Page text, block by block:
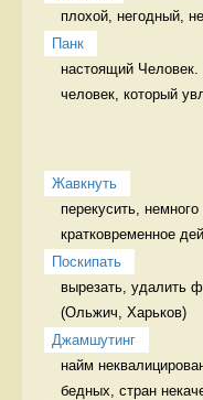
плохой, негодный,
Панк
настоящий Человек.
человек, который
Жавкнуть
перекусить,
кратковременное
Поскипать
вырезать, удалить
Джамшутинг
найм
бедных, стран